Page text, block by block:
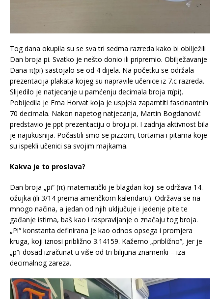
Tog dana okupila su se sva tri sedma razreda kako bi obilježili
Dan broja pi. Svatko je nešto donio ili pripremio. Obilježavanje
Dana π(pi) sastojalo se od 4 dijela. Na početku se održala
prezentacija plakata kojeg su napravile učenice iz 7.c razreda.
Slijedilo je natjecanje u pamćenju decimala broja π(pi).
Pobijedila je Ema Horvat koja je uspjela zapamtiti fascinantnih
70 decimala. Nakon napetog natjecanja, Martin Bogdanović
predstavio je ppt prezentaciju o broju pi. I zadnja aktivnost bila
je najukusnija. Počastili smo se pizzom, tortama i pitama koje
su ispekli učenici sa svojim majkama.
Kakva je to proslava?
Dan broja „pi“ (π) matematički je blagdan koji se održava 14.
ožujka (ili 3/14 prema američkom kalendaru). Održava se na
mnogo načina, a jedan od njih uključuje i jedenje pite te
gađanje istima, baš kao i raspravljanje o značaju tog broja.
„Pi“ konstanta definirana je kao odnos opsega i promjera
kruga, koji iznosi približno 3.14159. Kažemo „približno“, jer je
„p“i dosad izračunat u više od tri bilijuna znamenki – iza
decimalnog zareza.